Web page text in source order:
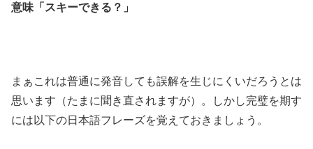
意味「スキーできる？」
まぁこれは普通に発音しても誤解を生じにくいだろうとは
思います（たまに聞き直されますが）。しかし完璧を期す
には以下の日本語フレーズを覚えておきましょう。